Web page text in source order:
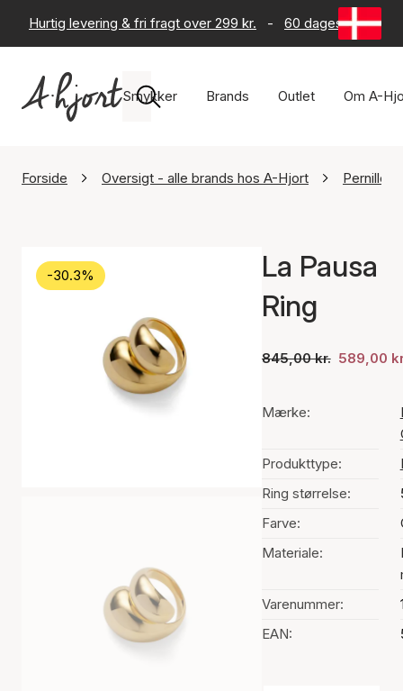
Hurtig levering & fri fragt over 299 kr. - 60 dages returret
Smykker Brands Outlet Om A-
Forside Oversigt - alle brands hos A-Hjort Pernille
-30.3%
La Pausa
Ring
845,00 kr. 589,00
Mærke:
Produkttype:
Ring størrelse:
Farve:
Materiale:
Varenummer:
EAN: